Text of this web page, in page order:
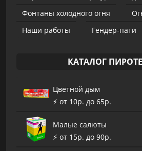
Фонтаны холодного огня
Наши работы
Гендер-пати
КАТАЛОГ
Цветной дым
⚡️ от 10р. до 65р.
Малые салюты
⚡️ от 15р. до 90р.